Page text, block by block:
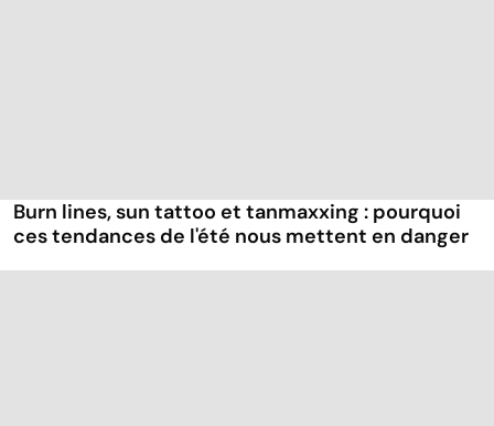
Burn lines, sun tattoo et tanmaxxing : pourquoi
ces tendances de l'été nous mettent en danger